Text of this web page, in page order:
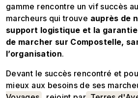
gamme rencontre un vif succès
marcheurs qui trouve auprès de
support logistique et la
de marcher sur Compostelle,
l’organisation.
Devant le succès rencontré et
mieux aux besoins de ses